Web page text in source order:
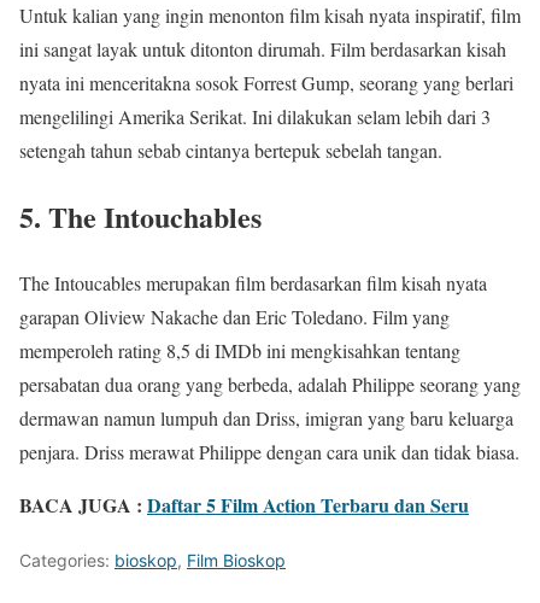
Untuk kalian yang ingin menonton film kisah nyata inspiratif, film
ini sangat layak untuk ditonton dirumah. Film berdasarkan kisah
nyata ini menceritakna sosok Forrest Gump, seorang yang berlari
mengelilingi Amerika Serikat. Ini dilakukan selam lebih dari 3
setengah tahun sebab cintanya bertepuk sebelah tangan.
5. The Intouchables
The Intoucables merupakan film berdasarkan film kisah nyata
garapan Oliview Nakache dan Eric Toledano. Film yang
memperoleh rating 8,5 di IMDb ini mengkisahkan tentang
persabatan dua orang yang berbeda, adalah Philippe seorang yang
dermawan namun lumpuh dan Driss, imigran yang baru keluarga
penjara. Driss merawat Philippe dengan cara unik dan tidak biasa.
BACA JUGA : Daftar 5 Film Action Terbaru dan Seru
Categories: bioskop, Film Bioskop